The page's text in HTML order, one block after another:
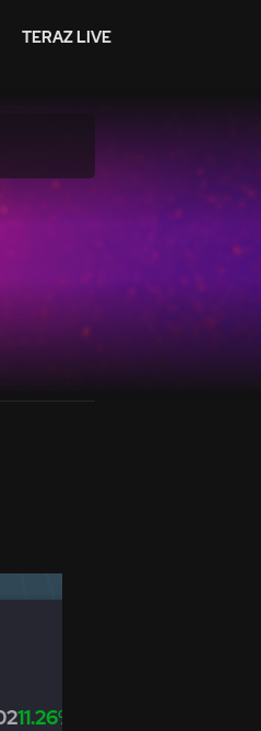
TERAZ LIVE
11.26%